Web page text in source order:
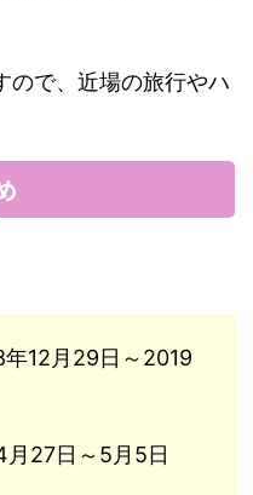
ので、近場の旅行やハ
年12月29日～2019
月27日～5月5日